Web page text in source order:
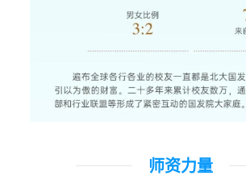
师资力量